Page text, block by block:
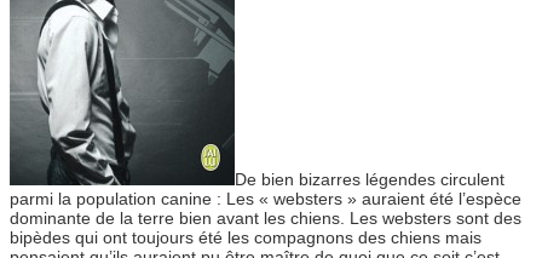
De bien bizarres légendes circulent
parmi la population canine : Les « websters » auraient été l’espèce
dominante de la terre bien avant les chiens. Les websters sont des
bipèdes qui ont toujours été les compagnons des chiens mais